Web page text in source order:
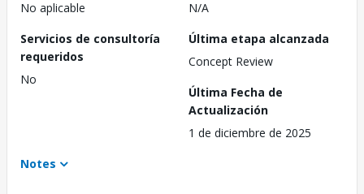
No aplicable
N/A
Servicios de consultoría
requeridos
No
Última etapa alcanzada
Concept Review
Última Fecha de
Actualización
1 de diciembre de 2025
Notes